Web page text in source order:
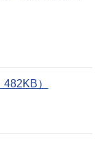
）